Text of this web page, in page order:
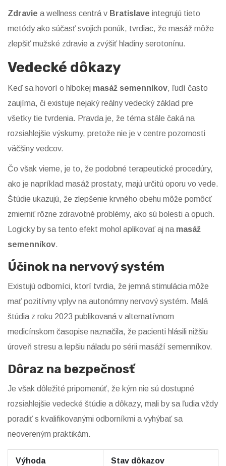
Zdravie a wellness centrá v Bratislave integrujú tieto
metódy ako súčasť svojich ponúk, tvrdiac, že masáž môže
zlepšiť mužské zdravie a zvýšiť hladiny serotonínu.
Vedecké dôkazy
Keď sa hovorí o hlbokej masáž semenníkov, ľudí často
zaujíma, či existuje nejaký reálny vedecký základ pre
všetky tie tvrdenia. Pravda je, že téma stále čaká na
rozsiahlejšie výskumy, pretože nie je v centre pozornosti
väčšiny vedcov.
Čo však vieme, je to, že podobné terapeutické procedúry,
ako je napríklad masáž prostaty, majú určitú oporu vo vede.
Štúdie ukazujú, že zlepšenie krvného obehu môže pomôcť
zmierniť rôzne zdravotné problémy, ako sú bolesti a opuch.
Logicky by sa tento efekt mohol aplikovať aj na masáž
semenníkov.
Účinok na nervový systém
Existujú odborníci, ktorí tvrdia, že jemná stimulácia môže
mať pozitívny vplyv na autonómny nervový systém. Malá
štúdia z roku 2023 publikovaná v alternatívnom
medicínskom časopise naznačila, že pacienti hlásili nižšiu
úroveň stresu a lepšiu náladu po sérii masáží semenníkov.
Dôraz na bezpečnosť
Je však dôležité pripomenúť, že kým nie sú dostupné
rozsiahlejšie vedecké štúdie a dôkazy, mali by sa ľudia vždy
poradiť s kvalifikovanými odborníkmi a vyhýbať sa
neovereným praktikám.
Výhoda Stav dôkazov